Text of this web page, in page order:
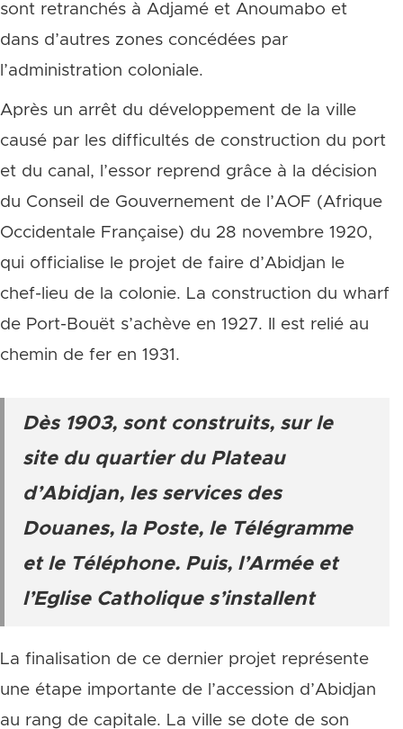
sont retranchés à Adjamé et Anoumabo et
dans d’autres zones concédées par
l’administration coloniale.
Après un arrêt du développement de la ville
causé par les difficultés de construction du port
et du canal, l’essor reprend grâce à la décision
du Conseil de Gouvernement de l’AOF (Afrique
Occidentale Française) du 28 novembre 1920,
qui officialise le projet de faire d’Abidjan le
chef-lieu de la colonie. La construction du wharf
de Port-Bouët s’achève en 1927. Il est relié au
chemin de fer en 1931.
Dès 1903, sont construits, sur le
site du quartier du Plateau
d’Abidjan, les services des
Douanes, la Poste, le Télégramme
et le Téléphone. Puis, l’Armée et
l’Eglise Catholique s’installent
La finalisation de ce dernier projet représente
une étape importante de l’accession d’Abidjan
au rang de capitale. La ville se dote de son